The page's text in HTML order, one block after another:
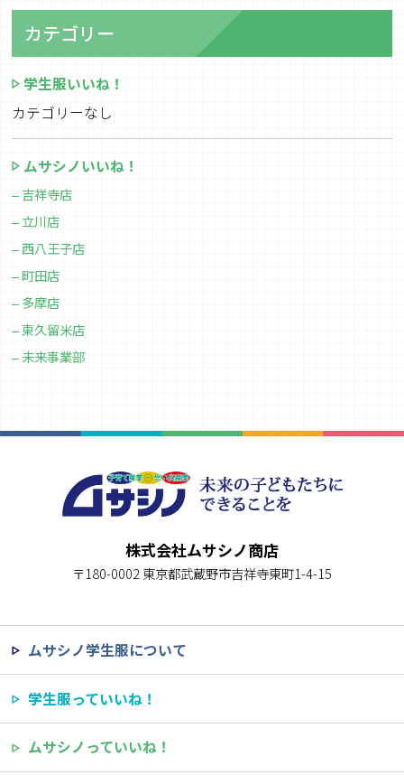
カテゴリー
学生服いいね！
カテゴリーなし
ムサシノいいね！
吉祥寺店
立川店
西八王子店
町田店
多摩店
東久留米店
未来事業部
株式会社ムサシノ商店
〒180-0002 東京都武蔵野市吉祥寺東町1-4-15
ムサシノ学生服について
学生服っていいね！
ムサシノっていいね！